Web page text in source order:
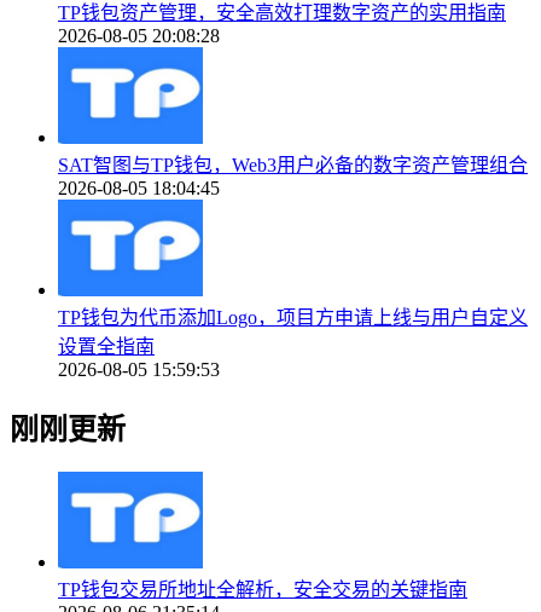
TP钱包资产管理，安全高效打理数字资产的实用指南
2026-08-05 20:08:28
SAT智图与TP钱包，Web3用户必备的数字资产管理组合
2026-08-05 18:04:45
TP钱包为代币添加Logo，项目方申请上线与用户自定义
设置全指南
2026-08-05 15:59:53
刚刚更新
TP钱包交易所地址全解析，安全交易的关键指南